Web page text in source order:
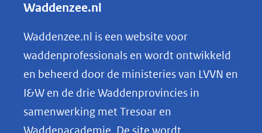
ng(afbeelding:
2026_dsr_rekemethode.jpg)
e
n
o
p
Waddenzee.nl
Waddenzee.nl is een website voor
waddenprofessionals en wordt ontwikkeld
en beheerd door de ministeries van LVVN en
I&W en de drie Waddenprovincies in
samenwerking met Tresoar en